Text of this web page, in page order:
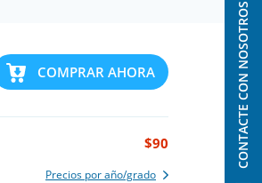
COMPRAR AHORA
$90
Precios por año/grado
CONTACTE CON NOSOTROS